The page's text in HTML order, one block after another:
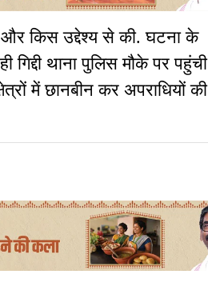
और किस उद्देश्य से की. घटना के
थाना पुलिस मौके पर पहुंची
में छानबीन कर अपराधियों की